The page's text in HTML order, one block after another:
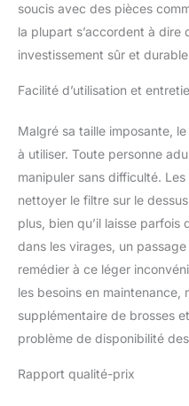
soucis avec des pièces
la plupart s’accordent à dire
investissement sûr et
Facilité d’utilisation et
Malgré sa taille imposante,
à utiliser. Toute personne
manipuler sans difficulté.
nettoyer le filtre sur le
plus, bien qu’il laisse parfois
dans les virages, un
remédier à ce léger
les besoins en maintenance,
supplémentaire de brosses
problème de disponibilité
Rapport qualité-prix